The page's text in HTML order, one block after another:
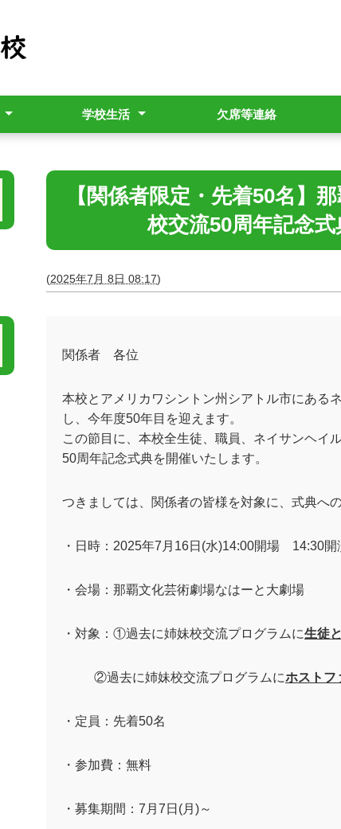
学校生活 欠席等連絡
【関係者限定・先着50名】
校交流50周年記念
(2025年7月 8日 08:17)
関係者 各位
本校とアメリカワシントン州シアトル市にある
し、今年度50年目を迎えます。
この節目に、本校全生徒、職員、ネイサンヘイ
50周年記念式典を開催いたします。
つきましては、関係者の皆様を対象に、式典へ
・日時： 2025年7 月 16日 (水)14:00開場 14:30
・会場：那覇文化芸術劇場なはーと大劇場
・対象：①過去に姉妹校交流プログラムに生徒
②過去に姉妹校交流プログラムにホストフ
・定員：先着50名
・参加費：無料
・募集期間： 7 月 7 日 (月 )～